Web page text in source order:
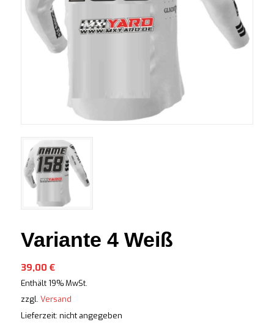
Variante 4 Weiß
39,00 €
Enthält 19% MwSt.
zzgl. Versand
Lieferzeit: nicht angegeben